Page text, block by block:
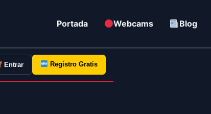
Portada Webcams Blog
Entrar Registro Gratis